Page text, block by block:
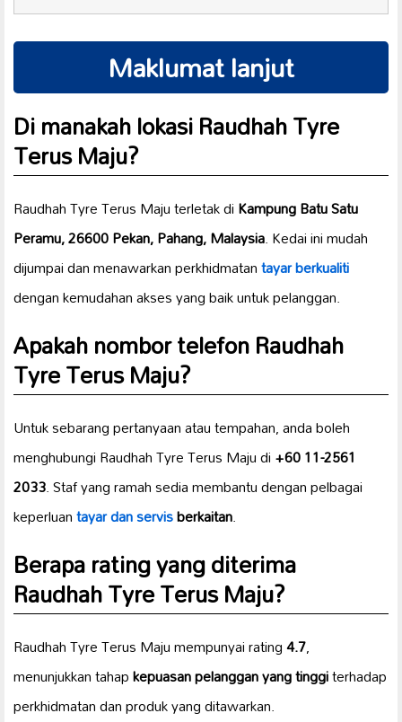
Maklumat lanjut
Di manakah lokasi Raudhah Tyre
Terus Maju?
Raudhah Tyre Terus Maju terletak diKampung Batu Satu
Peramu, 26600 Pekan, Pahang, Malaysia. Kedai ini mudah
dijumpai dan menawarkan perkhidmatantayar berkualiti
dengan kemudahan akses yang baik untuk pelanggan.
Apakah nombor telefon Raudhah
Tyre Terus Maju?
Untuk sebarang pertanyaan atau tempahan, anda boleh
menghubungi Raudhah Tyre Terus Maju di+60 11-2561
2033. Staf yang ramah sedia membantu dengan pelbagai
keperluantayar dan servisberkaitan.
Berapa rating yang diterima
Raudhah Tyre Terus Maju?
Raudhah Tyre Terus Maju mempunyai rating4.7,
menunjukkan tahapkepuasan pelanggan yang tinggiterhadap
perkhidmatan dan produk yang ditawarkan.